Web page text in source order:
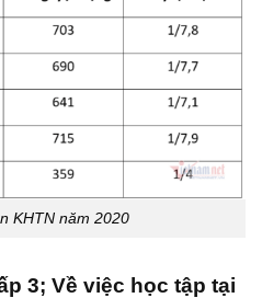
KHTN năm 2020
3; Về việc học tập tại